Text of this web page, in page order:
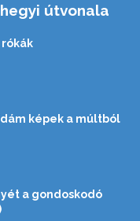
útvonala
képek a múltból
a gondoskodó